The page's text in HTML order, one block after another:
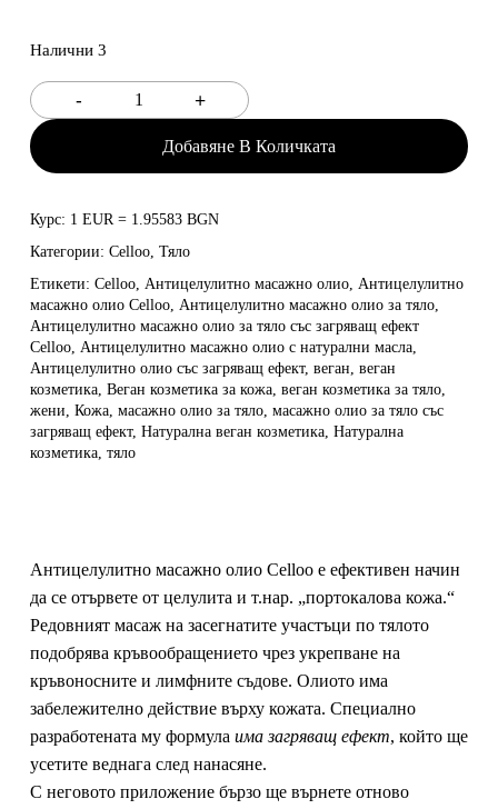
Налични 3
Добавяне В Количката
Курс: 1 EUR = 1.95583 BGN
Категории: Celloo, Тяло
Етикети: Celloo, Антицелулитно масажно олио, Антицелулитно
масажно олио Celloo, Антицелулитно масажно олио за тяло,
Антицелулитно масажно олио за тяло със загряващ ефект
Celloo, Антицелулитно масажно олио с натурални масла,
Антицелулитно олио със загряващ ефект, веган, веган
козметика, Веган козметика за кожа, веган козметика за тяло,
жени, Кожа, масажно олио за тяло, масажно олио за тяло със
загряващ ефект, Натурална веган козметика, Натурална
козметика, тяло
Антицелулитно масажно олио Celloo е ефективен начин
да се отървете от целулита и т.нар. „портокалова кожа.“
Редовният масаж на засегнатите участъци по тялото
подобрява кръвообращението чрез укрепване на
кръвоносните и лимфните съдове. Олиото има
забележително действие върху кожата. Специално
разработената му формула има загряващ ефект, който ще
усетите веднага след нанасяне.
С неговото приложение бързо ще върнете отново